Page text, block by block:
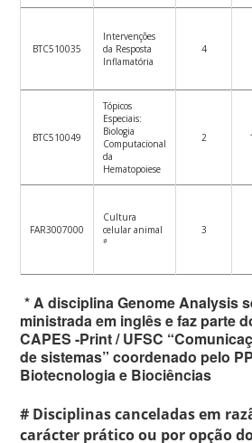
BTC510035
Intervenções
da Resposta
Inflamatória
4
BTC510049
Tópicos
Especiais:
Biologia
Computacional
da
Hematopoiese
2
FAR3007000
Cultura
celular animal
#
3
* A disciplina Genome Analysis
ministrada em inglês e faz parte
CAPES -Print / UFSC
de sistemas” coordenado pelo
Biotecnologia e Biociências
# Disciplinas canceladas em
carácter prático ou por opção